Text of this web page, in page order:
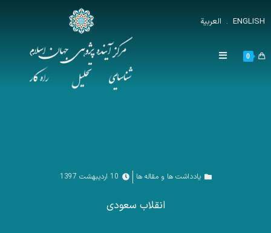
ENGLISH
. العربية
0
یادداشت ها و مقاله ها 10 اردیبهشت 1397
انقلاب سعودی